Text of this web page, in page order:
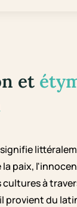
et
paix,
à
provient du